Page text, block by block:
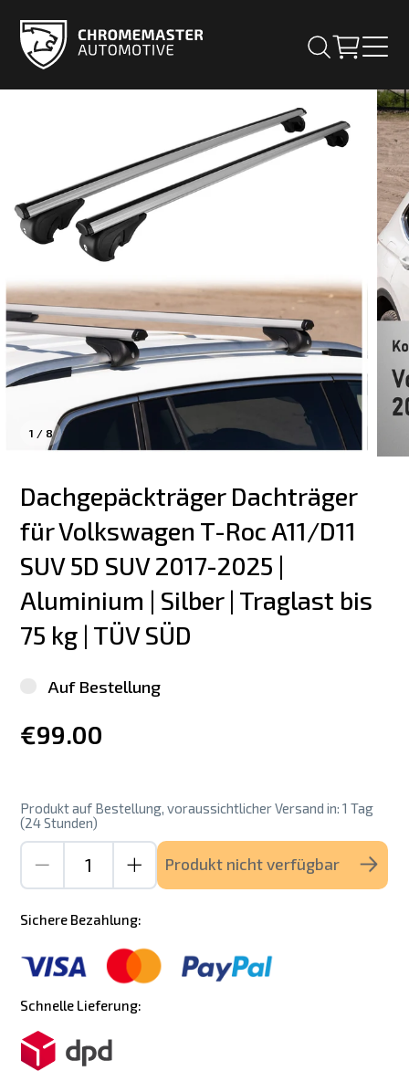
1 / 8
Dachgepäckträger Dachträger
für Volkswagen T-Roc A11/D11
SUV 5D SUV 2017-2025 |
Aluminium | Silber | Traglast bis
75 kg | TÜV SÜD
Auf Bestellung
€99.00
Produkt auf Bestellung, voraussichtlicher Versand in: 1 Tag
(24 Stunden)
Produkt nicht verfügbar
Sichere Bezahlung:
Schnelle Lieferung: